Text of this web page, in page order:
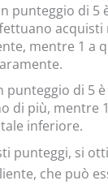
punteggio di 5
acquisti
mentre 1 a
punteggio di 5
di più, mentre
inferiore.
punteggi, si
che può